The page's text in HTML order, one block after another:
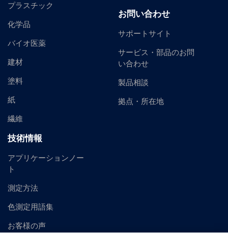
プラスチック
化学品
バイオ医薬
建材
塗料
紙
繊維
技術情報
アプリケーションノー
ト
測定方法
色測定用語集
お客様の声
お問い合わせ
サポートサイト
サービス・部品のお問
い合わせ
製品相談
拠点・所在地